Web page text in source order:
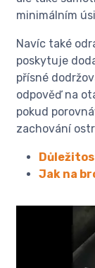
minimálním
Navíc také
poskytuje
přísné
odpověď na
pokud
zachování
Jak na